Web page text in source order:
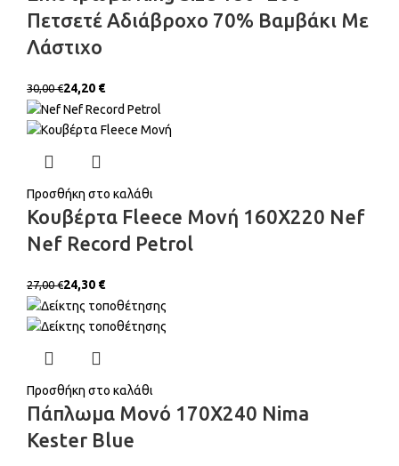
Πετσετέ Αδιάβροχο 70% Βαμβάκι Με
Λάστιχο
30,00€24,20 €
Προσθήκη στο καλάθι
Κουβέρτα Fleece Μονή 160X220 Nef
Nef Record Petrol
27,00€24,30 €
Προσθήκη στο καλάθι
Πάπλωμα Μονό 170X240 Nima
Kester Blue